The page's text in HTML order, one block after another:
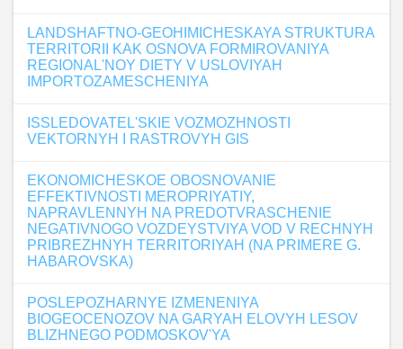
LANDSHAFTNO-GEOHIMICHESKAYA STRUKTURA
TERRITORII KAK OSNOVA FORMIROVANIYA
REGIONAL'NOY DIETY V USLOVIYAH
IMPORTOZAMESCHENIYA
ISSLEDOVATEL'SKIE VOZMOZHNOSTI
VEKTORNYH I RASTROVYH GIS
EKONOMICHESKOE OBOSNOVANIE
EFFEKTIVNOSTI MEROPRIYATIY,
NAPRAVLENNYH NA PREDOTVRASCHENIE
NEGATIVNOGO VOZDEYSTVIYA VOD V RECHNYH
PRIBREZHNYH TERRITORIYAH (NA PRIMERE G.
HABAROVSKA)
POSLEPOZHARNYE IZMENENIYA
BIOGEOCENOZOV NA GARYAH ELOVYH LESOV
BLIZHNEGO PODMOSKOV'YA